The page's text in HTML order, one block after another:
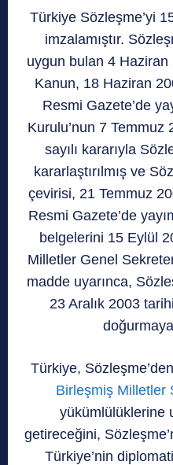
Türkiye Sözleşme’yi
imzalamıştır.
uygun bulan 4 Haziran
Kanun, 18 Haziran
Resmi Gazete’de
Kurulu’nun 7
sayılı kararıyla
kararlaştırılmış ve
çevirisi, 21 Temmuz
Resmi Gazete’de
belgelerini 15 Eylül
Milletler Genel
madde uyarınca,
23 Aralık 2003
Türkiye,
Birleşmiş Milletler
yükümlülüklerine
getireceğini,
Türkiye’nin